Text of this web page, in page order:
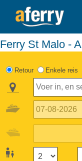
Ferry St Malo -
Retour Enkele reis